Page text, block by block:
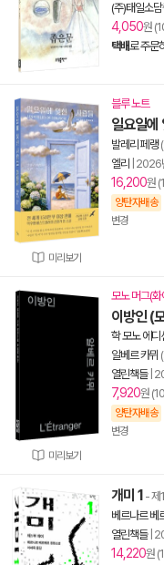
(주)태일소
4,050원
택배로 주문
미리보기
블루 노트
일요일에
발레리 페랭(
엘리
2026
16,200원
양탄자배송
변경
미리보기
모노 머그(화
이방인 (
학 모노 에디
알베르 카뮈
열린책들|
7,920원
양탄자배송
변경
개미 1 - 제
베르나르 베
열린책들|
14,220원